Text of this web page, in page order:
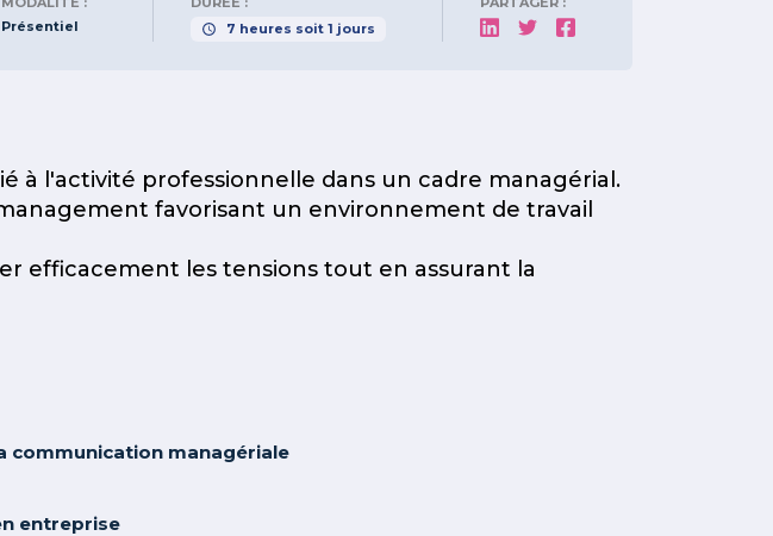
Présentiel
7 heures soit1 jours
à l'activité professionnelle dans un cadre managérial.
favorisant un environnement de travail
efficacement les tensions tout en assurant la
communication managériale
entreprise